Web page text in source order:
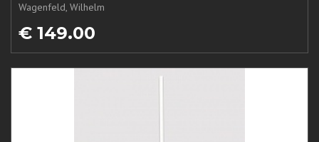
Wagenfeld, Wilhelm
€ 149.00